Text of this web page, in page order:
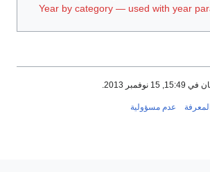
Year by category — used with year
2013.
عدم مسؤولية